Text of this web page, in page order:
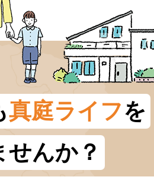
真庭ライフを
せんか？